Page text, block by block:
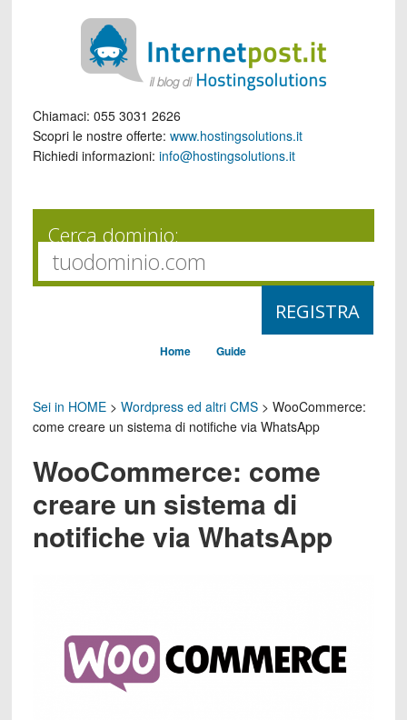
Chiamaci: 055 3031 2626
Scopri le nostre offerte: www.hostingsolutions.it
Richiedi informazioni: info@hostingsolutions.it
Cerca dominio:
Home Guide
Sei in HOME> Wordpress ed altri CMS> WooCommerce:
come creare un sistema di notifiche via WhatsApp
WooCommerce: come
creare un sistema di
notifiche via WhatsApp